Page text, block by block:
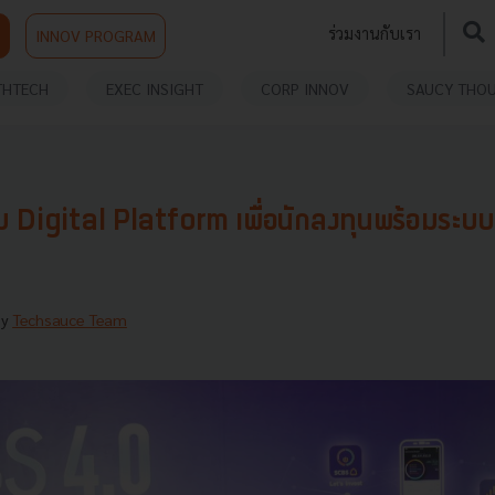
INNOV PROGRAM ร่วมงานกับเรา
EXEC INSIGHT CORP INNOV SAUCY
Digital Platform เพื่อนักลงทุนพร้อมระบ
Techsauce Team